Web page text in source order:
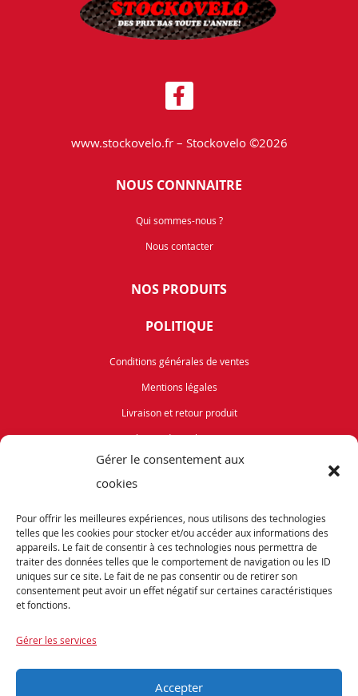
Gérer le consentement aux
cookies
Pour offrir les meilleures expériences, nous utilisons des technologies
telles que les cookies pour stocker et/ou accéder aux informations des
appareils. Le fait de consentir à ces technologies nous permettra de
traiter des données telles que le comportement de navigation ou les ID
uniques sur ce site. Le fait de ne pas consentir ou de retirer son
consentement peut avoir un effet négatif sur certaines caractéristiques
et fonctions.
Gérer les services
Accepter
www.stockovelo.fr – Stockovelo ©2026
NOUS CONNNAITRE
Qui sommes-nous ?
Nous contacter
NOS PRODUITS
POLITIQUE
Conditions générales de ventes
Mentions légales
Livraison et retour produit
Politique de cookies (UE)
Occasions
ABONNEZ-VOUS
Recevez notre newsletter et tenez vous informés de nos dernières offres et